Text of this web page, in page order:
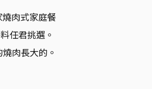
肉式家庭餐
任君挑選。
肉長大的。